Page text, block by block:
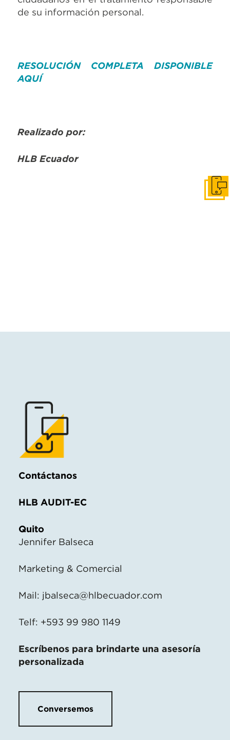
de su información personal.
RESOLUCIÓN COMPLETA DISPONIBLE
AQUÍ
Realizado por:
HLB Ecuador
Contáctanos
HLB AUDIT-EC
Quito
Jennifer Balseca
Marketing & Comercial
Mail: jbalseca@hlbecuador.com
Telf: +593 99 980 1149
Escríbenos para brindarte una asesoría
personalizada
Conversemos